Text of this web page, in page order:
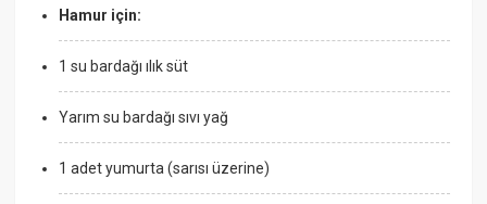
Hamur için:
1 su bardağı ılık süt
Yarım su bardağı sıvı yağ
1 adet yumurta (sarısı üzerine)